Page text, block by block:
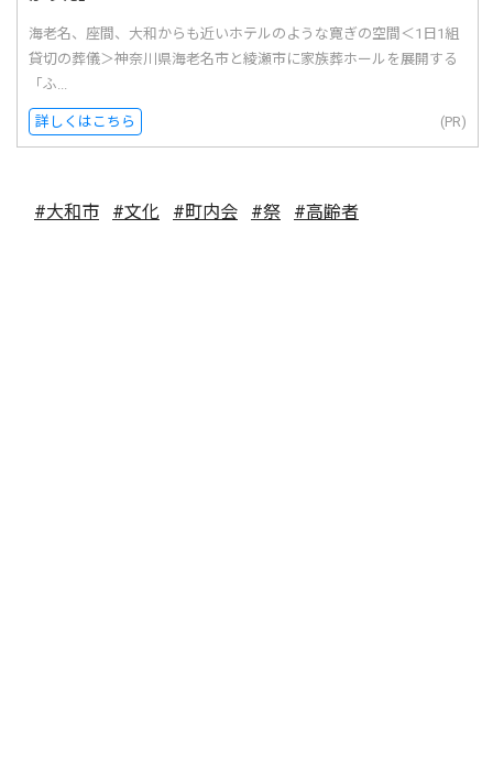
海老名、座間、大和からも近いホテルのような寛ぎの空間＜1日1組
貸切の葬儀＞神奈川県海老名市と綾瀬市に家族葬ホールを展開する
「ふ...
詳しくはこちら (PR)
#大和市 #文化 #町内会 #祭 #高齢者